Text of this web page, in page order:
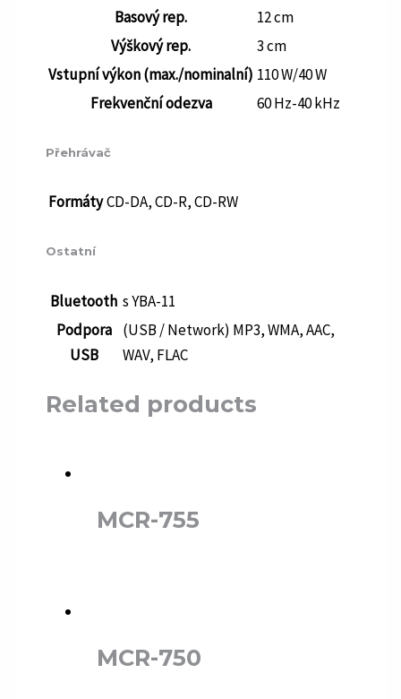
Basový rep.
12 cm
Výškový rep.
3 cm
Vstupní výkon (max./nominalní) 110 W/40 W
Frekvenční odezva
60 Hz-40 kHz
Přehrávač
FormátyCD-DA, CD-R, CD-RW
Ostatní
Bluetooth s YBA-11
Podpora
USB
(USB / Network) MP3, WMA, AAC,
WAV, FLAC
Related products
MCR-755
MCR-750